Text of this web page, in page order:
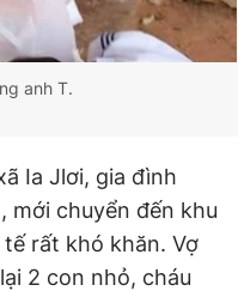
anh T.
Ia Jlơi, gia đình
mới chuyển đến khu
rất khó khăn. Vợ
2 con nhỏ, cháu